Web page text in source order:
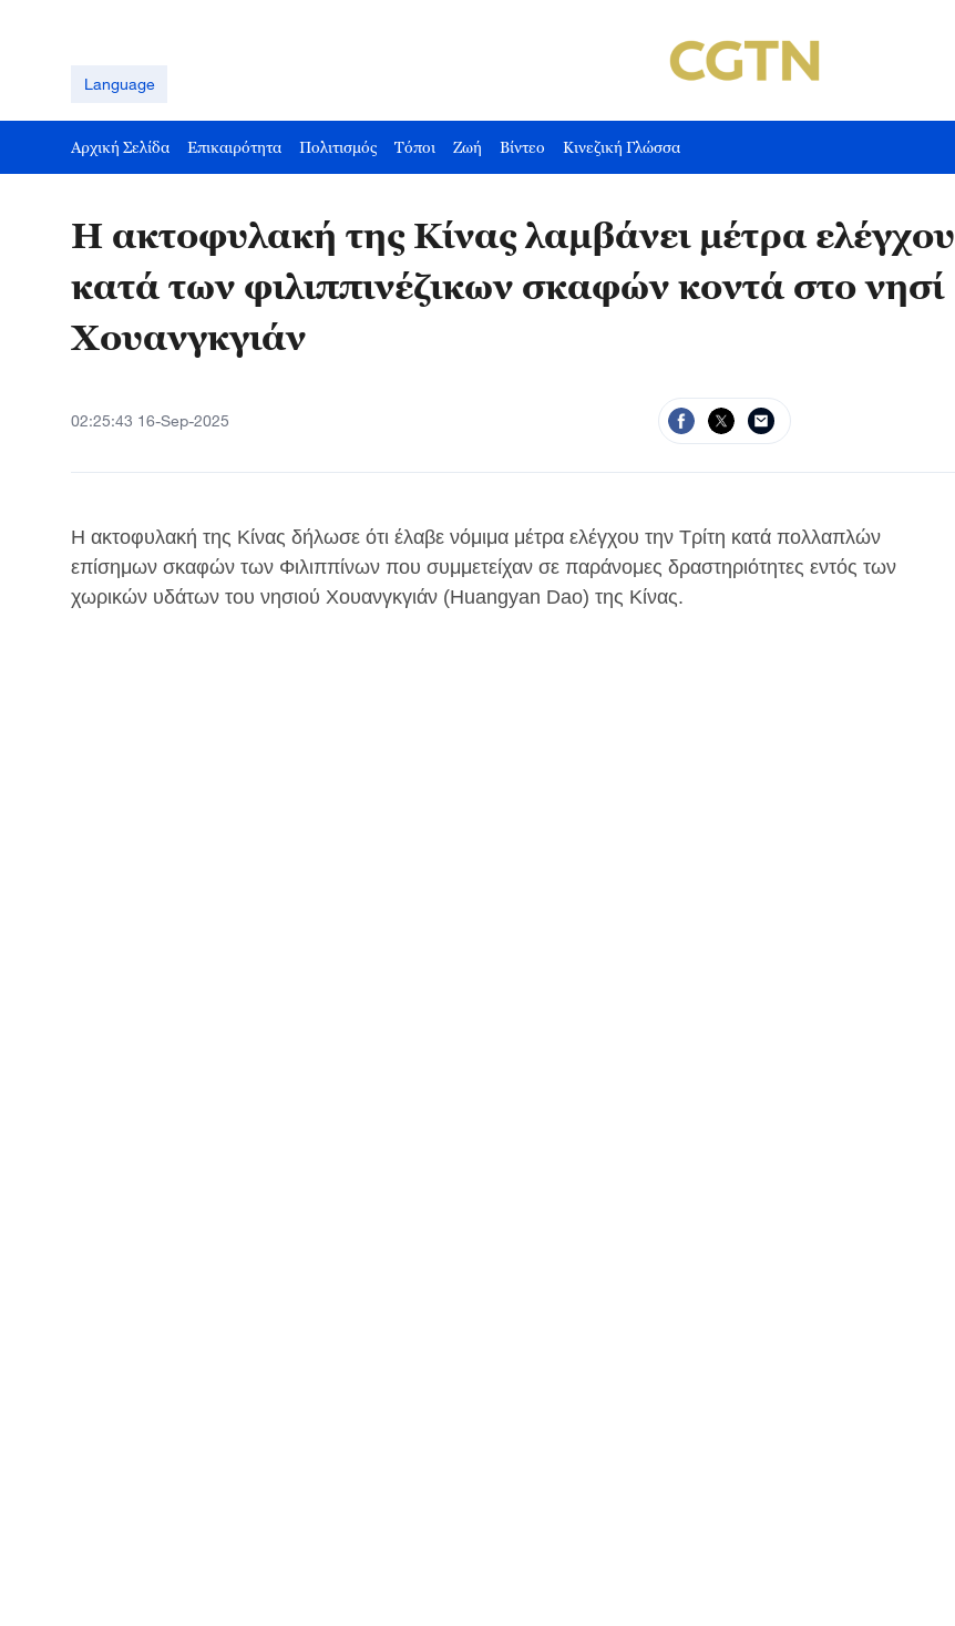
Language
Αρχική Σελίδα Επικαιρότητα Πολιτισμός Τόποι Ζωή Βίντεο Κινεζική Γλώσσα
Η ακτοφυλακή της Κίνας λαμβάνει μέτρα ελέγχου
κατά των φιλιππινέζικων σκαφών κοντά στο νησί
Χουανγκγιάν
02:25:43 16-Sep-2025
Η ακτοφυλακή της Κίνας δήλωσε ότι έλαβε νόμιμα μέτρα ελέγχου την Τρίτη κατά πολλαπλών
επίσημων σκαφών των Φιλιππίνων που συμμετείχαν σε παράνομες δραστηριότητες εντός των
χωρικών υδάτων του νησιού Χουανγκγιάν (Huangyan Dao) της Κίνας.